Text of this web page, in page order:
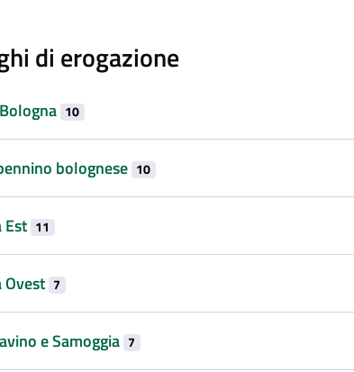
di erogazione
10
bolognese 10
11
7
e Samoggia 7